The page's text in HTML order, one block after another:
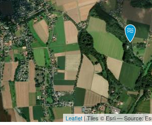
Leaflet | Tiles © Esri — Source: